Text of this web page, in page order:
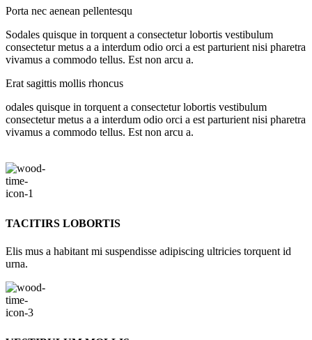
Porta nec aenean pellentesqu
Sodales quisque in torquent a consectetur lobortis vestibulum
consectetur metus a a interdum odio orci a est parturient nisi pharetra
vivamus a commodo tellus. Est non arcu a.
Erat sagittis mollis rhoncus
odales quisque in torquent a consectetur lobortis vestibulum
consectetur metus a a interdum odio orci a est parturient nisi pharetra
vivamus a commodo tellus. Est non arcu a.
TACITIRS LOBORTIS
Elis mus a habitant mi suspendisse adipiscing ultricies torquent id
urna.